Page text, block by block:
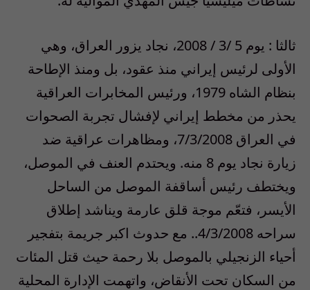
ثالثا : يوم 5 /3 / 2008، نجاد يزور العراق، وهي
الأولى لرئيس إيراني منذ عقود، بل ومنذ الإطاحة
بنظام الشاه 1979، ورئيس المخابرات العراقية
يحذر من مخطط إيراني لإفشال تجربة الصحوات
في العراق 7/3/2008، ومظاهرات عراقية ضد
زيارة نجاد يوم 8 منه. ويحتدم العنف في الموصل،
ويختطف رئيس أساقفة الموصل من الساحل
الأيسر، فتعّم موجة قلق عارمة ويناشد إطلاق
سراحه 4/3/2008.. مع حدوث اكبر جريمة بتفجير
أحياء الزنجيلي بالموصل بلا رحمة حيث قتل المئات
من السكان تحت الأنقاض، واتهمت الإدارة المحلية